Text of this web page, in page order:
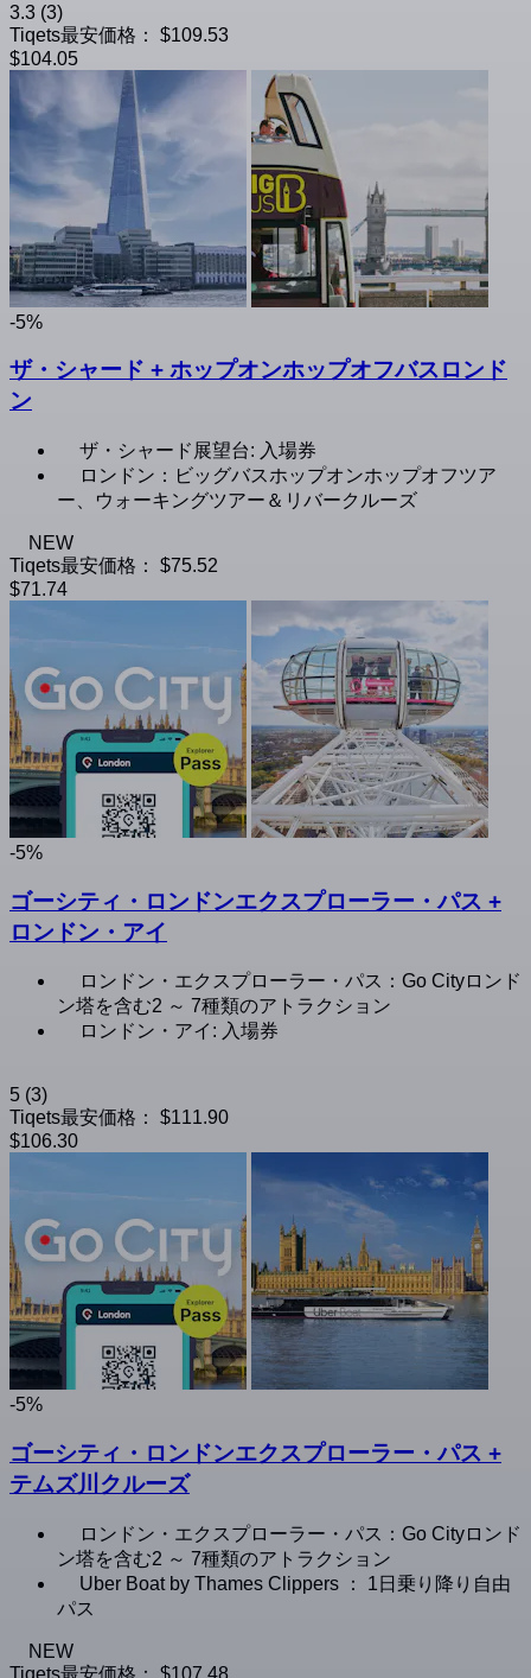
3.3 (3)
Tiqets最安価格：
$109.53
$104.05
-5%
ザ・シャード + ホップオンホップオフバスロンド
ン
ザ・シャード展望台: 入場券
ロンドン：ビッグバスホップオンホップオフツア
ー、ウォーキングツアー＆リバークルーズ
NEW
Tiqets最安価格：
$75.52
$71.74
-5%
ゴーシティ・ロンドンエクスプローラー・パス +
ロンドン・アイ
ロンドン・エクスプローラー・パス：Go Cityロンド
ン塔を含む2 ～ 7種類のアトラクション
ロンドン・アイ: 入場券
5 (3)
Tiqets最安価格：
$111.90
$106.30
-5%
ゴーシティ・ロンドンエクスプローラー・パス +
テムズ川クルーズ
ロンドン・エクスプローラー・パス：Go Cityロンド
ン塔を含む2 ～ 7種類のアトラクション
Uber Boat by Thames Clippers ： 1日乗り降り自由
パス
NEW
Tiqets最安価格：
$107.48